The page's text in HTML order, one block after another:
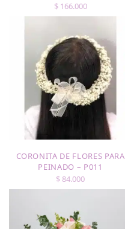
$166.000
CORONITA DE FLORES PARA
PEINADO – P011
$84.000